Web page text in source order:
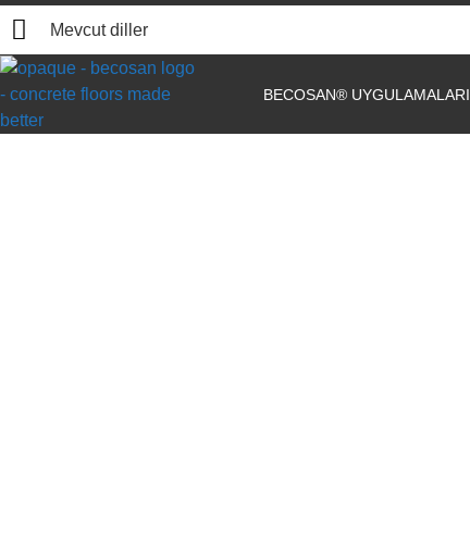
Mevcut diller
BECOSAN® UYGULAMALARI